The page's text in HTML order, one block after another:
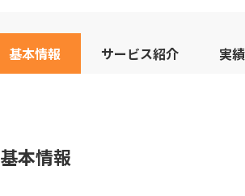
基本情報 サービス紹介 実績
基本情報